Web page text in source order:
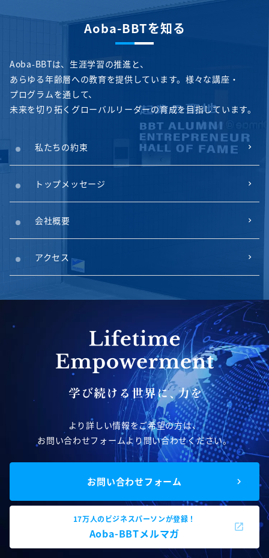
Aoba-BBTを知る
Aoba-BBTは、生涯学習の推進と、
あらゆる年齢層への教育を提供しています。様々な講座・
プログラムを通して、
未来を切り拓くグローバルリーダーの育成を目指しています。
私たちの約束
トップメッセージ
会社概要
アクセス
より詳しい情報をご希望の方は、
お問い合わせフォームより問い合わせください。
お問い合わせフォーム
17万人のビジネスパーソンが登録！
Aoba-BBTメルマガ